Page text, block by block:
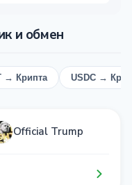
и обмен
→ Крипта USDC →
Official Trump